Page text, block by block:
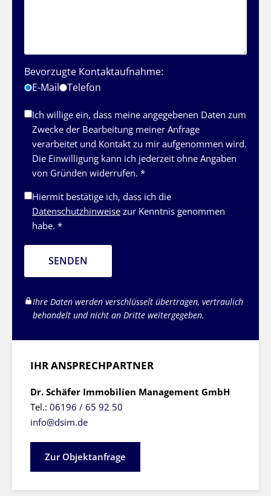
Bevorzugte Kontaktaufnahme:
E-Mail
Telefon
Ich willige ein, dass meine angegebenen Daten zum
Zwecke der Bearbeitung meiner Anfrage
verarbeitet und Kontakt zu mir aufgenommen wird.
Die Einwilligung kann ich jederzeit ohne Angaben
von Gründen widerrufen. *
Hiermit bestätige ich, dass ich die
Datenschutzhinweise zur Kenntnis genommen
habe. *
SENDEN
Ihre Daten werden verschlüsselt übertragen, vertraulich
behandelt und nicht an Dritte weitergegeben.
IHR ANSPRECHPARTNER
Dr. Schäfer Immobilien Management GmbH
Tel.: 06196 / 65 92 50
info@dsim.de
Zur Objektanfrage